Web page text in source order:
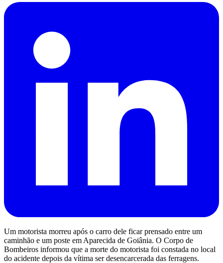
Um motorista morreu após o carro dele ficar prensado entre um
caminhão e um poste em Aparecida de Goiânia. O Corpo de
Bombeiros informou que a morte do motorista foi constada no local
do acidente depois da vítima ser desencarcerada das ferragens.